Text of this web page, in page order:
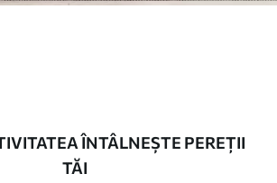
ÎNTÂLNEȘTE PEREȚII
TĂI